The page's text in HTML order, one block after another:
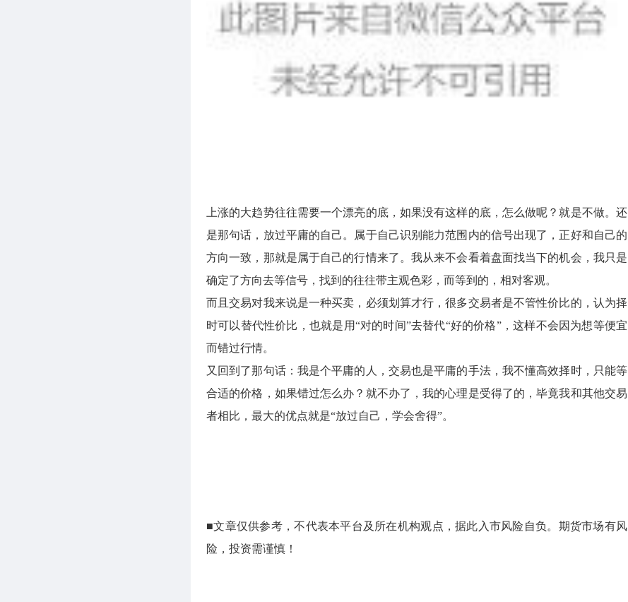
上涨的大趋势往往需要一个漂亮的底，如果没有这样的底，怎么做呢？就是不做。还
是那句话，放过平庸的自己。属于自己识别能力范围内的信号出现了，正好和自己的
方向一致，那就是属于自己的行情来了。我从来不会看着盘面找当下的机会，我只是
确定了方向去等信号，找到的往往带主观色彩，而等到的，相对客观。
而且交易对我来说是一种买卖，必须划算才行，很多交易者是不管性价比的，认为择
时可以替代性价比，也就是用“对的时间”去替代“好的价格”，这样不会因为想等便宜
而错过行情。
又回到了那句话：我是个平庸的人，交易也是平庸的手法，我不懂高效择时，只能等
合适的价格，如果错过怎么办？就不办了，我的心理是受得了的，毕竟我和其他交易
者相比，最大的优点就是“放过自己，学会舍得”。
■文章仅供参考，不代表本平台及所在机构观点，据此入市风险自负。期货市场有风
险，投资需谨慎！